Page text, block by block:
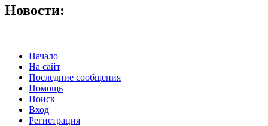
Новости:
Начало
На сайт
Последние сообщения
Помощь
Поиск
Вход
Регистрация